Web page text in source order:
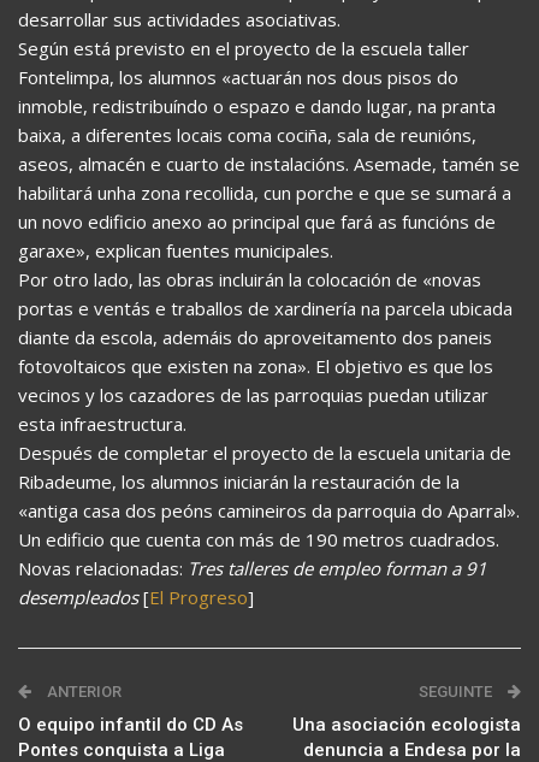
desarrollar sus actividades asociativas.
Según está previsto en el proyecto de la escuela taller
Fontelimpa, los alumnos «actuarán nos dous pisos do
inmoble, redistribuíndo o espazo e dando lugar, na pranta
baixa, a diferentes locais coma cociña, sala de reunións,
aseos, almacén e cuarto de instalacións. Asemade, tamén se
habilitará unha zona recollida, cun porche e que se sumará a
un novo edificio anexo ao principal que fará as funcións de
garaxe», explican fuentes municipales.
Por otro lado, las obras incluirán la colocación de «novas
portas e ventás e traballos de xardinería na parcela ubicada
diante da escola, ademáis do aproveitamento dos paneis
fotovoltaicos que existen na zona». El objetivo es que los
vecinos y los cazadores de las parroquias puedan utilizar
esta infraestructura.
Después de completar el proyecto de la escuela unitaria de
Ribadeume, los alumnos iniciarán la restauración de la
«antiga casa dos peóns camineiros da parroquia do Aparral».
Un edificio que cuenta con más de 190 metros cuadrados.
Novas relacionadas: Tres talleres de empleo forman a 91
desempleados[El Progreso]
ANTERIOR
O equipo infantil do CD As
Pontes conquista a Liga
SEGUINTE
Una asociación ecologista
denuncia a Endesa por la